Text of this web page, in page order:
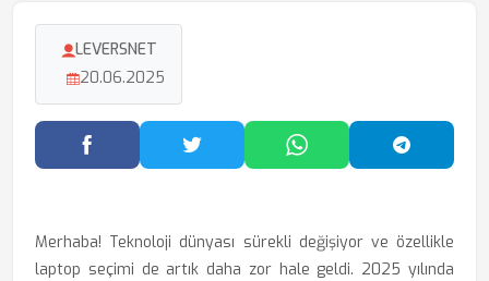
LEVERSNET
20.06.2025
Facebook'ta PaylaşTwitter'da PaylaşWhatsApp'ta Paylaş
Merhaba! Teknoloji dünyası sürekli değişiyor ve özellikle
laptop seçimi de artık daha zor hale geldi. 2025 yılında